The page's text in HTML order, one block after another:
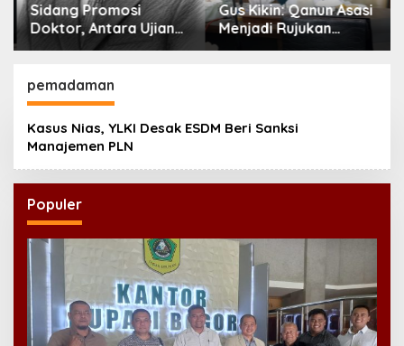
Sidang Promosi
Doktor, Antara Ujian
Ilmiah dan Pesta
Gus Kikin: Qanun Asasi
Menjadi Rujukan
Tertinggi NU,
pemadaman
Kasus Nias, YLKI Desak ESDM Beri Sanksi
Manajemen PLN
Populer